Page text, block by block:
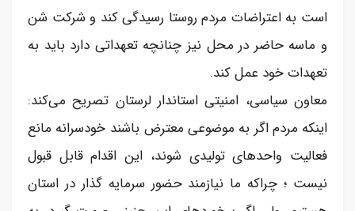
است به اعتراضات مردم روستا رسیدگی کند و شرکت شن
و ماسه حاضر در محل نیز چنانچه تعهداتی دارد باید به
تعهدات خود عمل کند.
معاون سیاسی، امنیتی استاندار لرستان تصریح می‌کند:
اینکه مردم اگر به موضوعی معترض باشند خودسرانه مانع
فعالیت واحد‌های تولیدی شوند، این اقدام قابل قبول
نیست ؛ چراکه ما نیازمند حضور سرمایه گذار در استان